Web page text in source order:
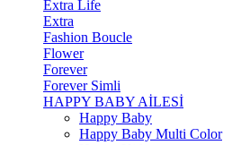
Extra Life
Extra
Fashion Boucle
Flower
Forever
Forever Simli
HAPPY BABY AİLESİ
Happy Baby
Happy Baby Multi Color